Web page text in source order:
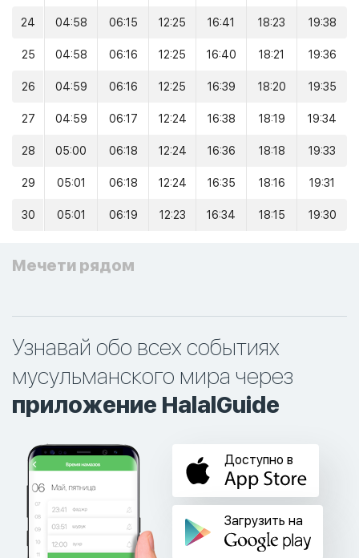
24 04:58 06:15 12:25 16:41 18:23 19:38
25 04:58 06:16 12:25 16:40 18:21 19:36
26 04:59 06:16 12:25 16:39 18:20 19:35
27 04:59 06:17 12:24 16:38 18:19 19:34
28 05:00 06:18 12:24 16:36 18:18 19:33
29 05:01 06:18 12:24 16:35 18:16 19:31
30 05:01 06:19 12:23 16:34 18:15 19:30
Мечети рядом
Узнавай обо всех событиях
мусульманского мира через
приложение HalalGuide
Доступно в
Загрузить на